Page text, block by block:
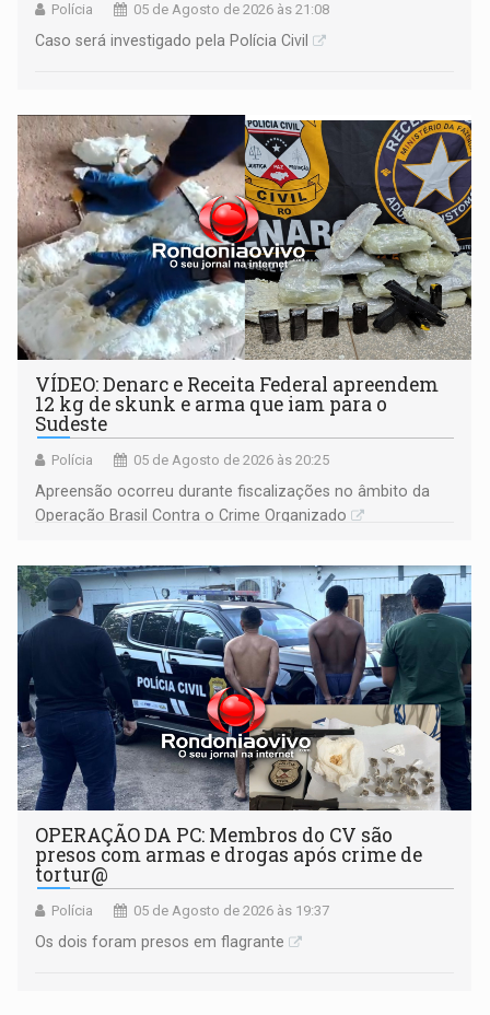
Polícia 05 de Agosto de 2026 às 21:08
Caso será investigado pela Polícia Civil
VÍDEO: Denarc e Receita Federal apreendem
12 kg de skunk e arma que iam para o
Sudeste
Polícia 05 de Agosto de 2026 às 20:25
Apreensão ocorreu durante fiscalizações no âmbito da
Operação Brasil Contra o Crime Organizado
OPERAÇÃO DA PC: Membros do CV são
presos com armas e drogas após crime de
tortur@
Polícia 05 de Agosto de 2026 às 19:37
Os dois foram presos em flagrante